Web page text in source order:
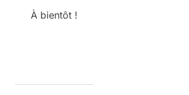
À bientôt !